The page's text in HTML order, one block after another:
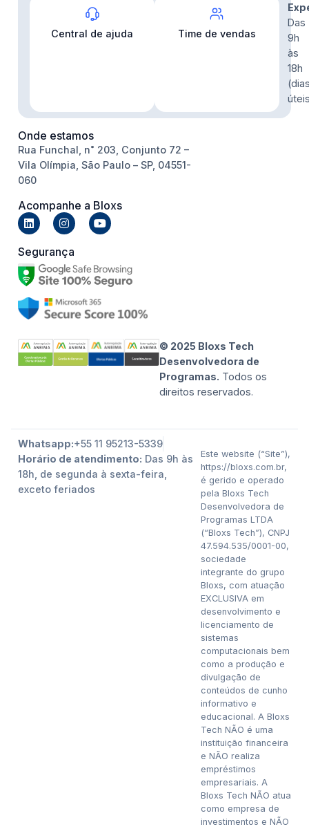
Central de ajuda Time de vendas
Das
9h
às
18h
Onde estamos
Rua Funchal, n˚ 203, Conjunto 72 –
Vila Olímpia, São Paulo – SP, 04551-
060
Acompanhe a Bloxs
Segurança
© 2025 Bloxs Tech
Desenvolvedora de
Programas. Todos os
direitos reservados.
Whatsapp:+55 11 95213-5339
Horário de atendimento: Das 9h às
18h, de segunda à sexta-feira,
exceto feriados
Este website (“Site”),
https://bloxs.com.br,
é gerido e operado
pela Bloxs Tech
Desenvolvedora de
Programas LTDA
(“Bloxs Tech”), CNPJ
47.594.535/0001-00,
sociedade
integrante do grupo
Bloxs, com atuação
EXCLUSIVA em
desenvolvimento e
licenciamento de
sistemas
computacionais bem
como a produção e
divulgação de
conteúdos de cunho
informativo e
educacional. A Bloxs
Tech NÃO é uma
instituição financeira
e NÃO realiza
empréstimos
empresariais. A
Bloxs Tech NÃO atua
como empresa de
investimentos e NÃO